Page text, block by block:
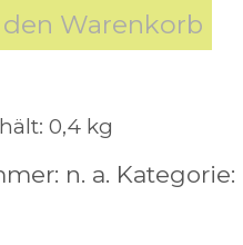
den Warenkorb
0,4 kg
n. a. Kategorie: